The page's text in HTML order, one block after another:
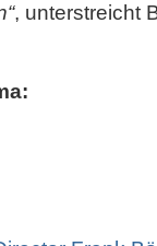
, unterstreicht